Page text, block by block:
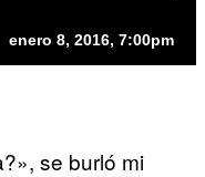
enero 8, 2016, 7:00pm
se burló mi